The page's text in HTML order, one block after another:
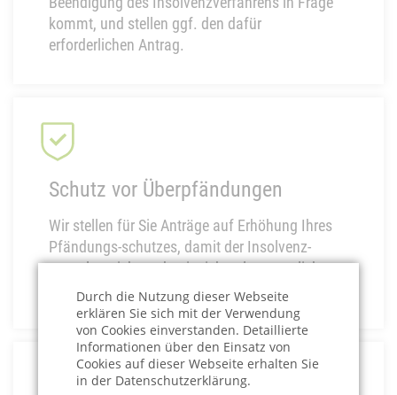
kommt, und stellen ggf. den dafür
erforderlichen Antrag.
Schutz vor Überpfändungen
Wir stellen für Sie Anträge auf Erhöhung Ihres
Pfändungs-schutzes, damit der Insolvenz-
verwalter nicht mehr einzieht, als gesetzlich
vorgesehen.
Durch die Nutzung dieser Webseite
erklären Sie sich mit der Verwendung
von Cookies einverstanden. Detaillierte
Informationen über den Einsatz von
Cookies auf dieser Webseite erhalten Sie
in der Datenschutzerklärung.